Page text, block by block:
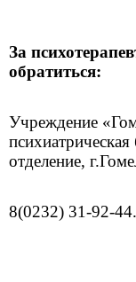
За
обратиться:
Учреждение
отделение,
8(0232) 31-92-44.